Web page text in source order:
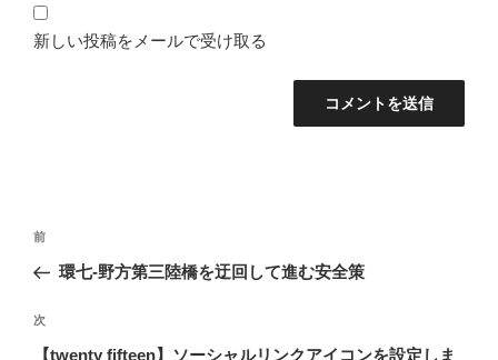
新しい投稿をメールで受け取る
投
ナ
ビ
ゲ
前
の
稿
前
環七-野方第三陸橋を迂回して進む安全策
次
の
次
【twenty fifteen】ソーシャルリンクアイコンを設定しま